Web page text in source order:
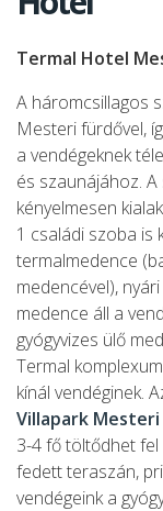
Termal Hotel
A háromcsillagos
Mesteri fürdővel,
a vendégeknek
és szaunájához.
kényelmesen
1 családi szoba is
termalmedence
medencével),
medence áll a
gyógyvizes ülő
Termal
kínál vendéginek.
Villapark Mesteri
3-4 fő töltődhet
fedett teraszán,
vendégeink a